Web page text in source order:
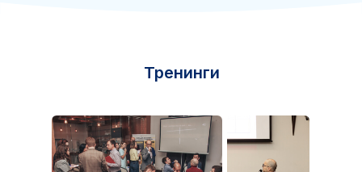
Тренинги